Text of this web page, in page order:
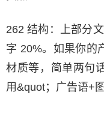
262 结构：上部分
字 20%。如果你的
材质等，简单两句
用&quot；广告语+